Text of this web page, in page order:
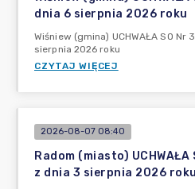
dnia 6 sierpnia 2026 roku
Wiśniew (gmina) UCHWAŁA SO Nr
sierpnia 2026 roku
CZYTAJ WIĘCEJ
2026-08-07 08:40
Radom (miasto)
z dnia 3 sierpnia 2026 roku